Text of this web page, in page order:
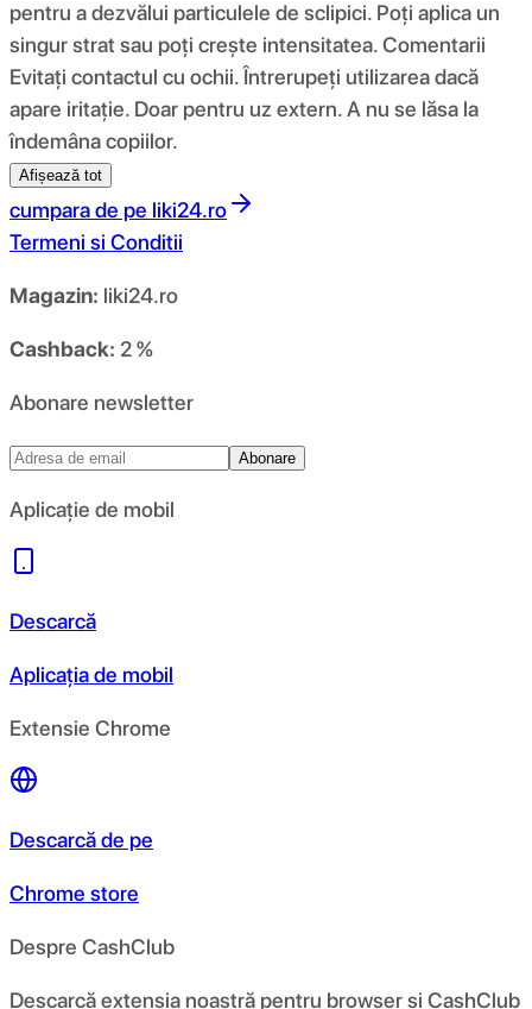
pentru a dezvălui particulele de sclipici. Poți aplica un
singur strat sau poți crește intensitatea. Comentarii
Evitați contactul cu ochii. Întrerupeți utilizarea dacă
apare iritație. Doar pentru uz extern. A nu se lăsa la
îndemâna copiilor.
Afișează tot
cumpara de pe liki24.ro
Termeni si Conditii
Magazin: liki24.ro
Cashback: 2 %
Abonare newsletter
Abonare
Aplicație de mobil
Descarcă
Aplicația de mobil
Extensie Chrome
Descarcă de pe
Chrome store
Despre CashClub
Descarcă extensia noastră pentru browser și CashClub